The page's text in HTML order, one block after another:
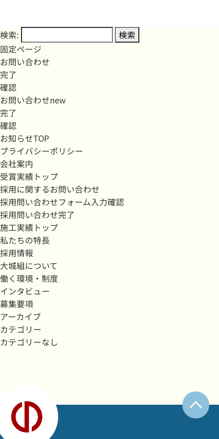
検索:
固定ページ
お問い合わせ
完了
確認
お問い合わせnew
完了
確認
お知らせTOP
プライバシーポリシー
会社案内
受賞実績トップ
採用に関するお問い合わせ
採用問い合わせフォーム入力確認
採用問い合わせ完了
施工実績トップ
私たちの特長
採用情報
大城組について
働く環境・制度
インタビュー
募集要項
アーカイブ
カテゴリー
カテゴリーなし